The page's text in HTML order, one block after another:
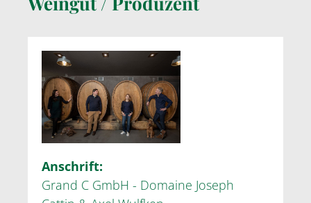
Anschrift:
Grand C GmbH - Domaine Joseph